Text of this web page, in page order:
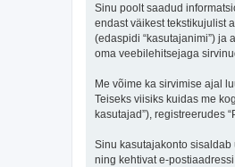
Sinu poolt saadud
endast väikest tekstikujulist
(edaspidi “kasutajanimi”) ja
oma veebilehitsejaga
Me võime ka sirvimise ajal
Teiseks viisiks kuidas me
kasutajad”), registreerudes
Sinu kasutajakonto sisaldab
ning kehtivat e-